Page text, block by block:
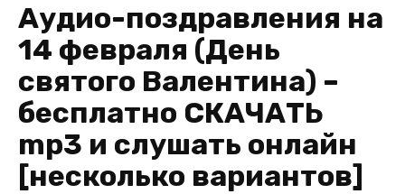
Аудио-поздравления на
14 февраля (День
святого Валентина) –
бесплатно СКАЧАТЬ
mp3 и слушать онлайн
[несколько вариантов]